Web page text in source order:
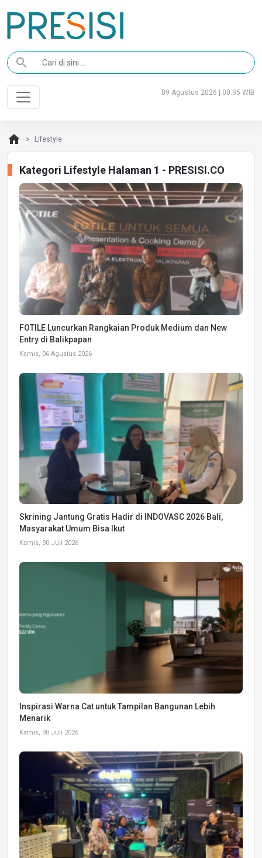
search
09 Agustus 2026 | 00:35 WIB
home Lifestyle
Kategori Lifestyle Halaman 1 - PRESISI.CO
FOTILE Luncurkan Rangkaian Produk Medium dan New
Entry di Balikpapan
Kamis, 06 Agustus 2026
Skrining Jantung Gratis Hadir di INDOVASC 2026 Bali,
Masyarakat Umum Bisa Ikut
Kamis, 30 Juli 2026
Inspirasi Warna Cat untuk Tampilan Bangunan Lebih
Menarik
Kamis, 30 Juli 2026